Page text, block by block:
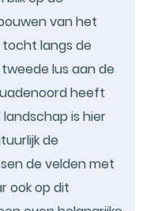
van het
langs de
lus aan de
heeft
is hier
de
de velden met
ook op dit